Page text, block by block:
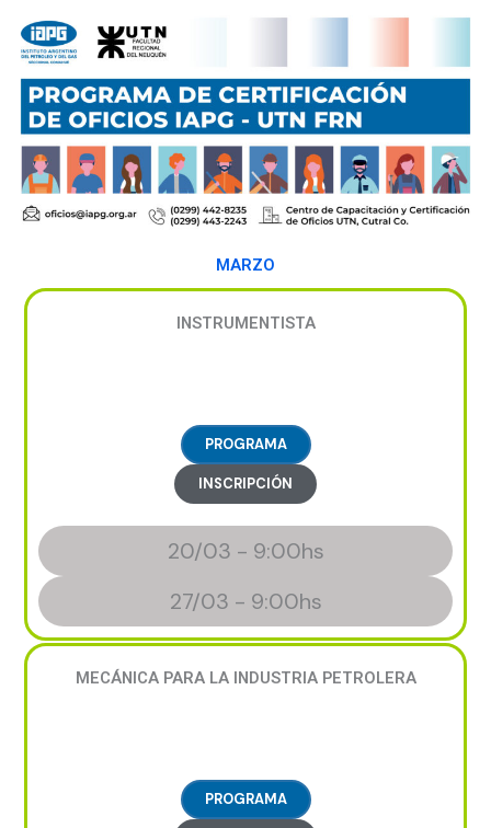
contenido
MARZO
INSTRUMENTISTA
PROGRAMA
INSCRIPCIÓN
20/03 - 9:00hs
27/03 - 9:00hs
MECÁNICA PARA LA INDUSTRIA PETROLERA
PROGRAMA